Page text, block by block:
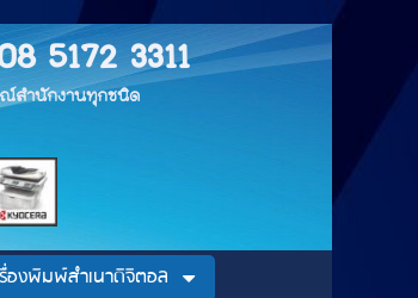
5172 3311
ณ์สำนักงานทุกชนิด
องพิมพ์สำเนาดิจิตอล